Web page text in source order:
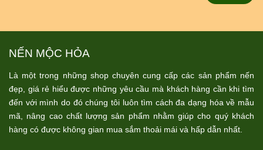
NẾN MỘC HỎA
Là một trong những shop chuyên cung cấp các sản phẩm nến
đẹp, giá rẻ hiểu được những yêu cầu mà khách hàng cần khi tìm
đến với mình do đó chúng tôi luôn tìm cách đa dạng hóa về mẫu
mã, nâng cao chất lượng sản phẩm nhằm giúp cho quý khách
hàng có được không gian mua sắm thoải mái và hấp dẫn nhất.